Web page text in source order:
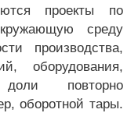
проекты по
среду
производства,
оборудования,
повторно
оборотной тары.